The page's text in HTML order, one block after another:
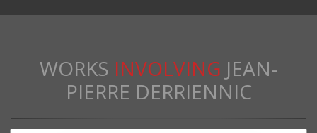
WORKS INVOLVING JEAN-
PIERRE DERRIENNIC